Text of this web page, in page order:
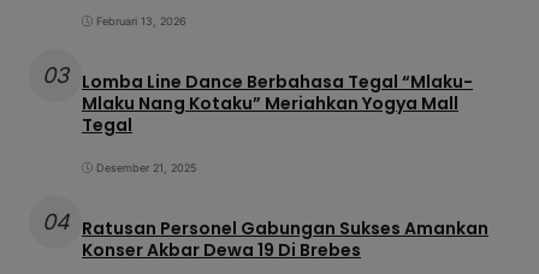
Februari 13, 2026
03 Lomba Line Dance Berbahasa Tegal “Mlaku-
Mlaku Nang Kotaku” Meriahkan Yogya Mall
Tegal
Desember 21, 2025
04 Ratusan Personel Gabungan Sukses Amankan
Konser Akbar Dewa 19 Di Brebes